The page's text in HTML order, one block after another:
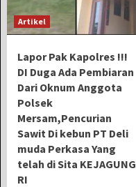
Artikel
Lapor Pak Kapolres !!!
DI Duga Ada Pembiaran
Dari Oknum Anggota
Polsek
Mersam,Pencurian
Sawit Di kebun PT Deli
muda Perkasa Yang
telah di Sita KEJAGUNG
RI